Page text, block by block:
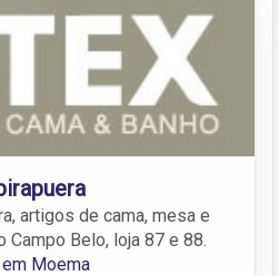
artigos de cama, mesa e
Belo, loja 87 e 88.
Moema